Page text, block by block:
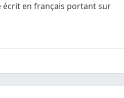
écrit en français portant sur